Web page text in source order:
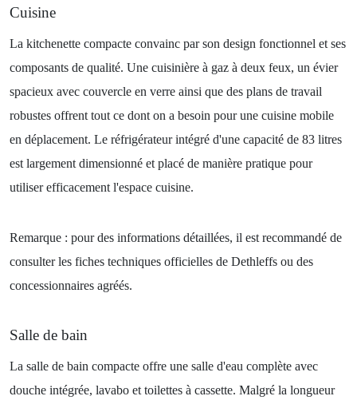
Cuisine
La kitchenette compacte convainc par son design fonctionnel et ses
composants de qualité. Une cuisinière à gaz à deux feux, un évier
spacieux avec couvercle en verre ainsi que des plans de travail
robustes offrent tout ce dont on a besoin pour une cuisine mobile
en déplacement. Le réfrigérateur intégré d'une capacité de 83 litres
est largement dimensionné et placé de manière pratique pour
utiliser efficacement l'espace cuisine.
Remarque : pour des informations détaillées, il est recommandé de
consulter les fiches techniques officielles de Dethleffs ou des
concessionnaires agréés.
Salle de bain
La salle de bain compacte offre une salle d'eau complète avec
douche intégrée, lavabo et toilettes à cassette. Malgré la longueur